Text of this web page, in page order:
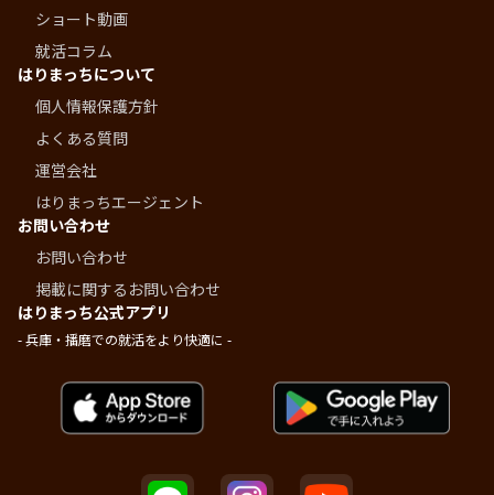
ショート動画
就活コラム
はりまっちについて
個人情報保護方針
よくある質問
運営会社
はりまっちエージェント
お問い合わせ
お問い合わせ
掲載に関するお問い合わせ
はりまっち公式アプリ
- 兵庫・播磨での就活をより快適に -